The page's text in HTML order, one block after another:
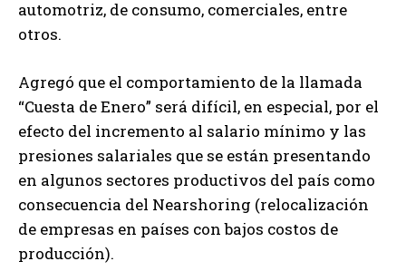
automotriz, de consumo, comerciales, entre
otros.
Agregó que el comportamiento de la llamada
“Cuesta de Enero” será difícil, en especial, por el
efecto del incremento al salario mínimo y las
presiones salariales que se están presentando
en algunos sectores productivos del país como
consecuencia del Nearshoring (relocalización
de empresas en países con bajos costos de
producción).